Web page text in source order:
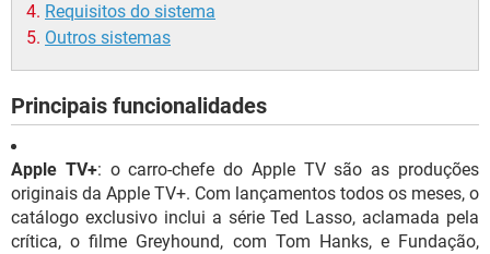
Requisitos do sistema
Outros sistemas
Principais funcionalidades
Apple TV+: o carro-chefe do Apple TV são as produções
originais da Apple TV+. Com lançamentos todos os meses, o
catálogo exclusivo inclui a série Ted Lasso, aclamada pela
crítica, o filme Greyhound, com Tom Hanks, e Fundação,